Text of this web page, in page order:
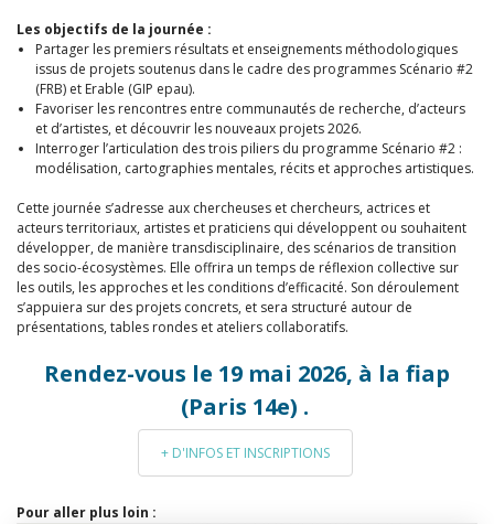
Les objectifs de la journée :
Partager les premiers résultats et enseignements méthodologiques
issus de projets soutenus dans le cadre des programmes Scénario #2
(FRB) et Erable (GIP epau).
Favoriser les rencontres entre communautés de recherche, d’acteurs
et d’artistes, et découvrir les nouveaux projets 2026.
Interroger l’articulation des trois piliers du programme Scénario #2 :
modélisation, cartographies mentales, récits et approches artistiques.
Cette journée s’adresse aux chercheuses et chercheurs, actrices et
acteurs territoriaux, artistes et praticiens qui développent ou souhaitent
développer, de manière transdisciplinaire, des scénarios de transition
des socio-écosystèmes. Elle offrira un temps de réflexion collective sur
les outils, les approches et les conditions d’efficacité. Son déroulement
s’appuiera sur des projets concrets, et sera structuré autour de
présentations, tables rondes et ateliers collaboratifs.
Rendez-vous le 19 mai 2026, à la fiap
(Paris 14e) .
+ D'INFOS ET INSCRIPTIONS
Pour aller plus loin :